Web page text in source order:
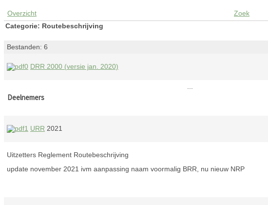
Overzicht Zoek
Categorie: Routebeschrijving
Bestanden: 6
DRR 2000 (versie jan. 2020)
Deelnemers
URR 2021
Uitzetters Reglement Routebeschrijving
update november 2021 ivm aanpassing naam voormalig BRR, nu nieuw NRP